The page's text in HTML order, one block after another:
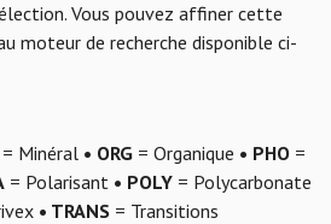
Vous pouvez affiner cette
moteur de recherche disponible ci-
= Minéral • ORG= Organique • PHO=
= Polarisant • POLY= Polycarbonate
• TRANS= Transitions